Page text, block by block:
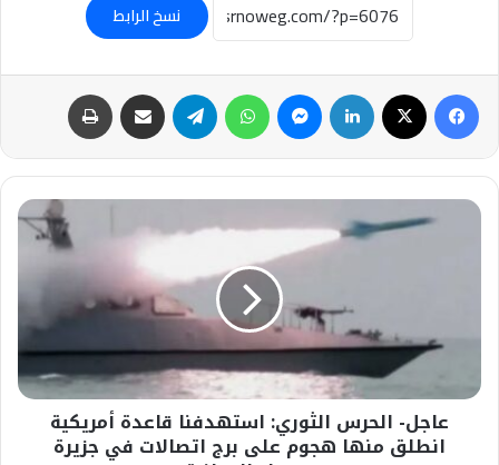
نسخ الرابط
فيسبوك لينكدإن ماسنجر واتساب تيلقرام مشاركة عبر البريد
عاجل-
هجوم
عاجل- الحرس الثوري: استهدفنا قاعدة أمريكية
انطلق منها هجوم على برج اتصالات في جزيرة